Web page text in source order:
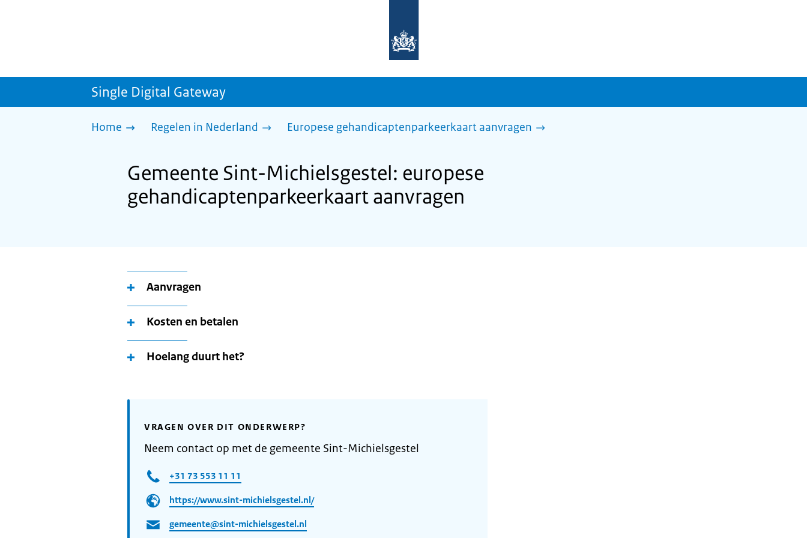
homepage
sdg.rijksoverheid.nl
Single Digital Gateway
Home Regelen in Nederland Europese gehandicaptenparkeerkaart aanvragen
Gemeente Sint-Michielsgestel: europese
gehandicaptenparkeerkaart aanvragen
Aanvragen
Kosten en betalen
Hoelang duurt het?
VRAGEN OVER DIT ONDERWERP?
Neem contact op met de gemeente Sint-Michielsgestel
+31 73 553 11 11
https://www.sint-michielsgestel.nl/
gemeente@sint-michielsgestel.nl